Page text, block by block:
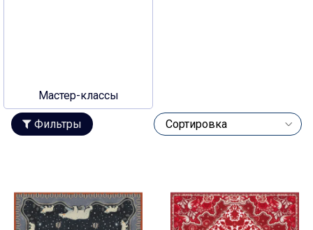
Мастер-классы
Фильтры